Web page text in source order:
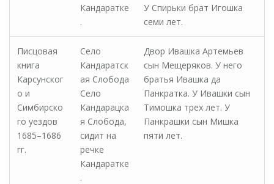
Кандаратке
.
У Спирьки брат Игошка
семи лет.
Писцовая
книга
Карсунског
о и
Симбирско
го уездов
1685–1686
гг.
Село
Кандаратск
ая Слобода
Село
Кандарацка
я Слобода,
сидит на
речке
Кандаратке
.
Двор Ивашка Артемьев
сын Мещеряков. У него
братья Ивашка да
Панкратка. У Ивашки сын
Тимошка трех лет. У
Панкрашки сын Мишка
пяти лет.